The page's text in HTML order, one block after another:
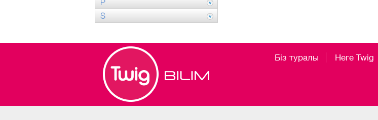
P
S
Біз туралы Неге Twig